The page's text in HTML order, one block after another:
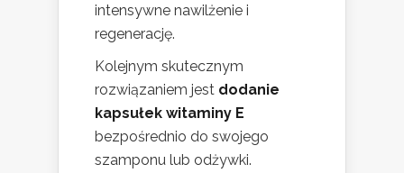
intensywne nawilżenie i
regenerację.
Kolejnym skutecznym
rozwiązaniem jest dodanie
kapsułek witaminy E
bezpośrednio do swojego
szamponu lub odżywki.